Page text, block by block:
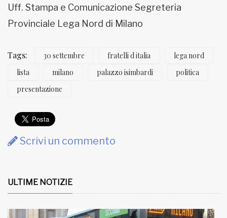
Uff. Stampa e Comunicazione Segreteria
Provinciale Lega Nord di Milano
Tags: 30 settembre fratelli d italia
lega nord
lista
milano palazzo isimbardi
politica
presentazione
Scrivi un commento
ULTIME NOTIZIE